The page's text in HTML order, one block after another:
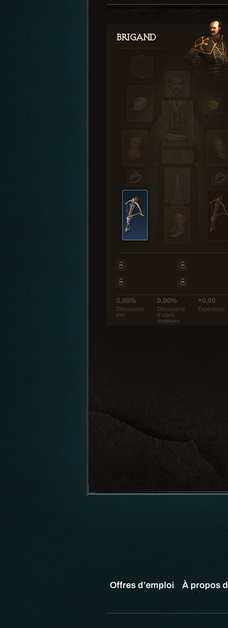
Brigand
0,00%
Découverte
d’or
0,00%
Découverte
d’objets
magiques
+0,00
Expérience